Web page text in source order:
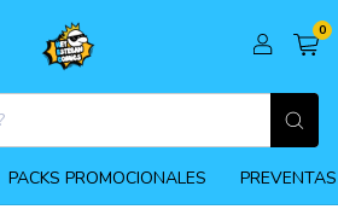
0
PACKS PROMOCIONALES PREVENTAS